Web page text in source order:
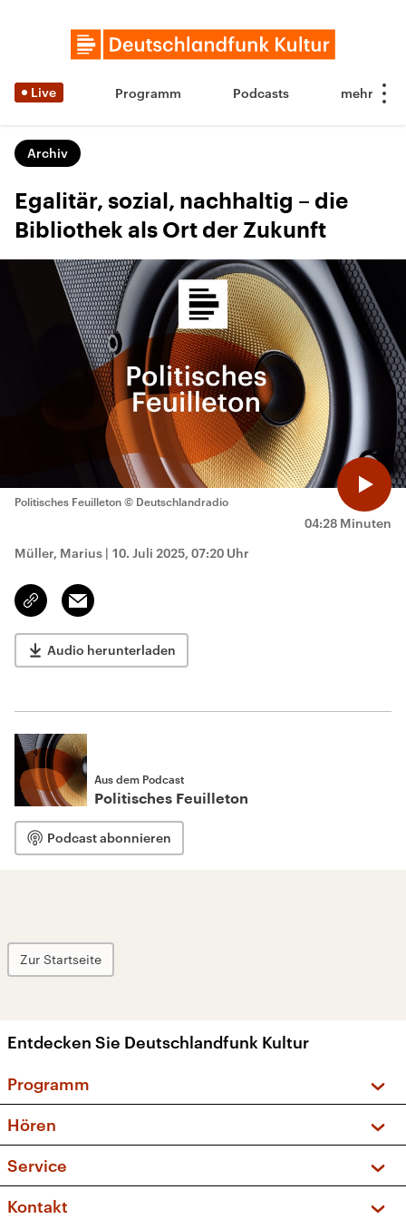
Live Programm Podcasts
Archiv
Egalitär, sozial, nachhaltig – die
Bibliothek als Ort der Zukunft
04:28 Minuten
Politisches Feuilleton © Deutschlandradio
Müller, Marius | 10. Juli 2025, 07:20 Uhr
Link
kopieren/teilen
Email
Audio herunterladen
Aus dem Podcast
Politisches Feuilleton
Podcast abonnieren
Zur Startseite
Entdecken Sie Deutschlandfunk Kultur
Programm
Sendungen und Podcasts
Musikliste
Kakadu – Das Kinderprogramm
Hören
Frequenzen (UKW + DAB+)
Service
FAQ
Kontakt